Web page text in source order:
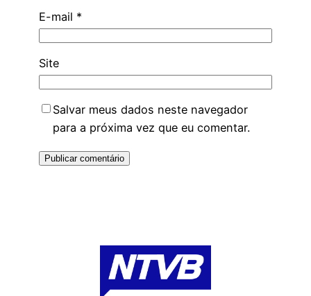
E-mail *
Site
Salvar meus dados neste navegador
para a próxima vez que eu comentar.